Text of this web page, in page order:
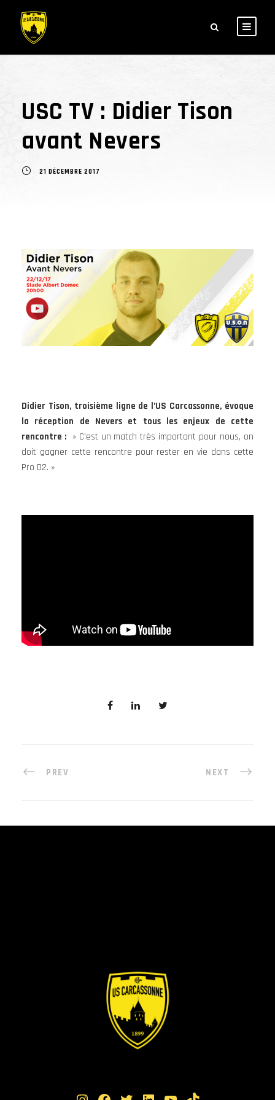
USC TV : Didier Tison
avant Nevers
21 DÉCEMBRE 2017
Didier Tison, troisième ligne de l’US Carcassonne, évoque
la réception de Nevers et tous les enjeux de cette
rencontre :» C’est un match très important pour nous, on
doit gagner cette rencontre pour rester en vie dans cette
Pro D2. »
PREV NEXT